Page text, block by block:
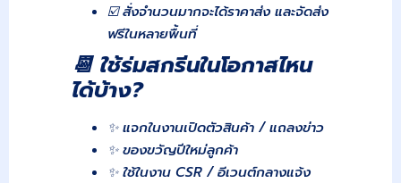
☑️ สั่งจำนวนมากจะได้ราคาส่ง และจัดส่ง
ฟรีในหลายพื้นที่
📆ใช้ร่มสกรีนในโอกาสไหน
ได้บ้าง?
✨ แจกในงานเปิดตัวสินค้า / แถลงข่าว
✨ ของขวัญปีใหม่ลูกค้า
✨ ใช้ในงาน CSR / อีเวนต์กลางแจ้ง